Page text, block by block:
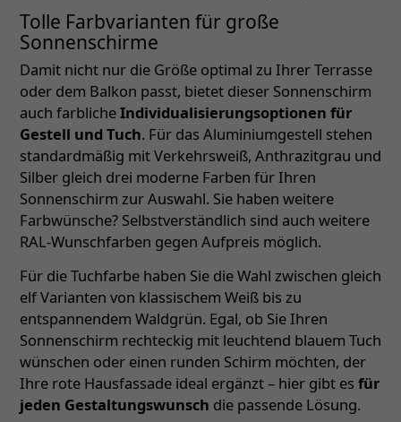
Tolle Farbvarianten für große
Sonnenschirme
Damit nicht nur die Größe optimal zu Ihrer Terrasse
oder dem Balkon passt, bietet dieser Sonnenschirm
auch farblicheIndividualisierungsoptionen für
Gestell und Tuch. Für das Aluminiumgestell stehen
standardmäßig mit Verkehrsweiß, Anthrazitgrau und
Silber gleich drei moderne Farben für Ihren
Sonnenschirm zur Auswahl. Sie haben weitere
Farbwünsche? Selbstverständlich sind auch weitere
RAL-Wunschfarben gegen Aufpreis möglich.
Für die Tuchfarbe haben Sie die Wahl zwischen gleich
elf Varianten von klassischem Weiß bis zu
entspannendem Waldgrün. Egal, ob Sie Ihren
Sonnenschirm rechteckig mit leuchtend blauem Tuch
wünschen oder einen runden Schirm möchten, der
Ihre rote Hausfassade ideal ergänzt – hier gibt es für
jeden Gestaltungswunsch die passende Lösung.